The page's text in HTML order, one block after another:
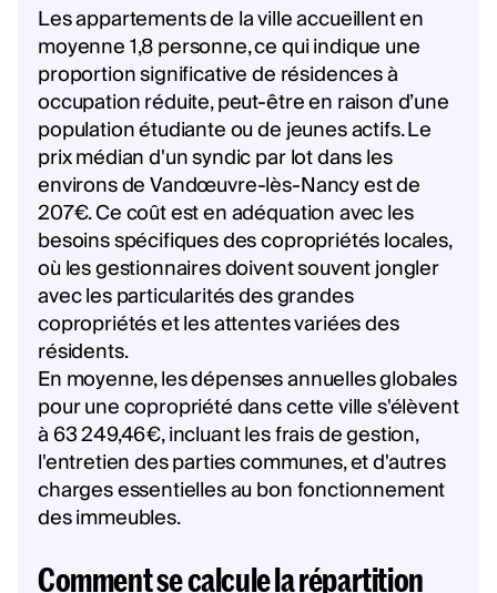
Les appartements de la ville accueillent en
moyenne 1,8 personne, ce qui indique une
proportion significative de résidences à
occupation réduite, peut-être en raison d’une
population étudiante ou de jeunes actifs. Le
prix médian d'un syndic par lot dans les
environs de Vandœuvre-lès-Nancy est de
207€. Ce coût est en adéquation avec les
besoins spécifiques des copropriétés locales,
où les gestionnaires doivent souvent jongler
avec les particularités des grandes
copropriétés et les attentes variées des
résidents.
En moyenne, les dépenses annuelles globales
pour une copropriété dans cette ville s'élèvent
à 63 249,46€, incluant les frais de gestion,
l'entretien des parties communes, et d'autres
charges essentielles au bon fonctionnement
des immeubles.
Comment se calcule la répartition